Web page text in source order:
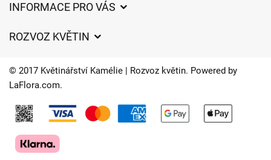
INFORMACE PRO VÁS
Často kladené dotazy
O nás
Časy doručení květin – přehled možností
ROZVOZ KVĚTIN
Kam doručujeme květiny
Kontakt
© 2017 Květinářství Kamélie | Rozvoz květin. Powered by
LaFlora.com.